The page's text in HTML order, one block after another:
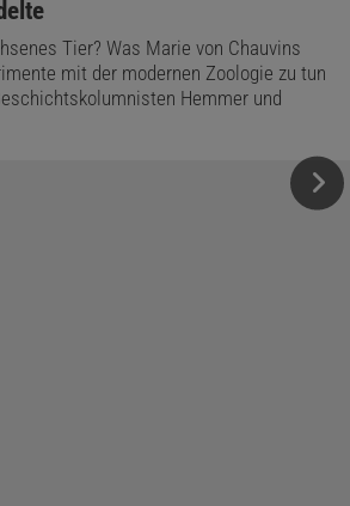
Tier? Was Marie von Chauvins
mit der modernen Zoologie zu tun
Hemmer und